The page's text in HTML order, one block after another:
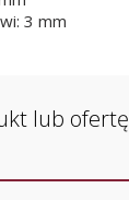
3 mm
lub ofertę